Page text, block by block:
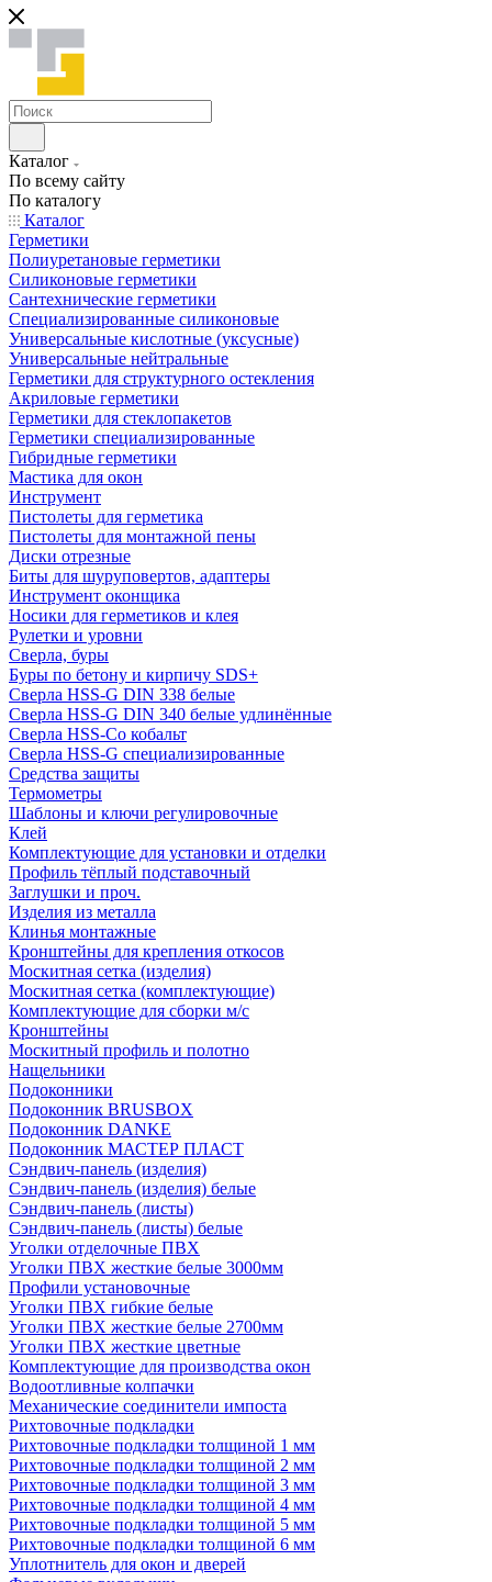
Каталог
По всему сайту
По каталогу
Каталог
Герметики
Полиуретановые герметики
Силиконовые герметики
Сантехнические герметики
Специализированные силиконовые
Универсальные кислотные (уксусные)
Универсальные нейтральные
Герметики для структурного остекления
Акриловые герметики
Герметики для стеклопакетов
Герметики специализированные
Гибридные герметики
Мастика для окон
Инструмент
Пистолеты для герметика
Пистолеты для монтажной пены
Диски отрезные
Биты для шуруповертов, адаптеры
Инструмент оконщика
Носики для герметиков и клея
Рулетки и уровни
Сверла, буры
Буры по бетону и кирпичу SDS+
Сверла HSS-G DIN 338 белые
Сверла HSS-G DIN 340 белые удлинённые
Сверла HSS-Co кобальт
Сверла HSS-G специализированные
Средства защиты
Термометры
Шаблоны и ключи регулировочные
Клей
Комплектующие для установки и отделки
Профиль тёплый подставочный
Заглушки и проч.
Изделия из металла
Клинья монтажные
Кронштейны для крепления откосов
Москитная сетка (изделия)
Москитная сетка (комплектующие)
Комплектующие для сборки м/с
Кронштейны
Москитный профиль и полотно
Нащельники
Подоконники
Подоконник BRUSBOX
Подоконник DANKE
Подоконник МАСТЕР ПЛАСТ
Сэндвич-панель (изделия)
Сэндвич-панель (изделия) белые
Сэндвич-панель (листы)
Сэндвич-панель (листы) белые
Уголки отделочные ПВХ
Уголки ПВХ жесткие белые 3000мм
Профили установочные
Уголки ПВХ гибкие белые
Уголки ПВХ жесткие белые 2700мм
Уголки ПВХ жесткие цветные
Комплектующие для производства окон
Водоотливные колпачки
Механические соединители импоста
Рихтовочные подкладки
Рихтовочные подкладки толщиной 1 мм
Рихтовочные подкладки толщиной 2 мм
Рихтовочные подкладки толщиной 3 мм
Рихтовочные подкладки толщиной 4 мм
Рихтовочные подкладки толщиной 5 мм
Рихтовочные подкладки толщиной 6 мм
Уплотнитель для окон и дверей